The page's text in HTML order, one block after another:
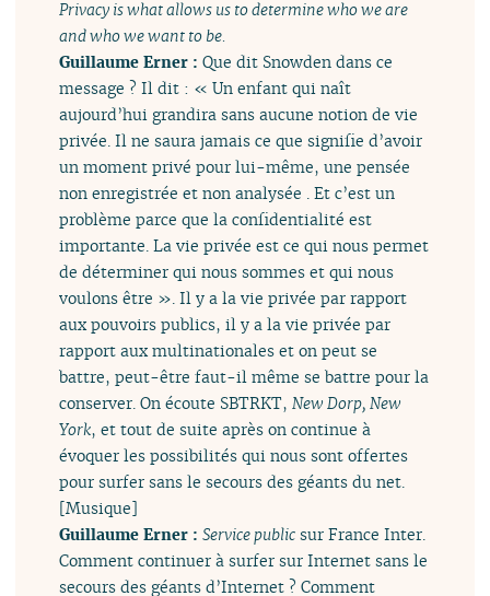
Privacy is what allows us to determine who we are
and who we want to be.
Guillaume Erner :Que dit Snowden dans ce
message ? Il dit : « Un enfant qui naît
aujourd’hui grandira sans aucune notion de vie
privée. Il ne saura jamais ce que signifie d’avoir
un moment privé pour lui-même, une pensée
non enregistrée et non analysée . Et c’est un
problème parce que la confidentialité est
importante. La vie privée est ce qui nous permet
de déterminer qui nous sommes et qui nous
voulons être ». Il y a la vie privée par rapport
aux pouvoirs publics, il y a la vie privée par
rapport aux multinationales et on peut se
battre, peut-être faut-il même se battre pour la
conserver. On écoute SBTRKT,New Dorp, New
York, et tout de suite après on continue à
évoquer les possibilités qui nous sont offertes
pour surfer sans le secours des géants du net.
[Musique]
Guillaume Erner :Service public sur France Inter.
Comment continuer à surfer sur Internet sans le
secours des géants d’Internet ? Comment